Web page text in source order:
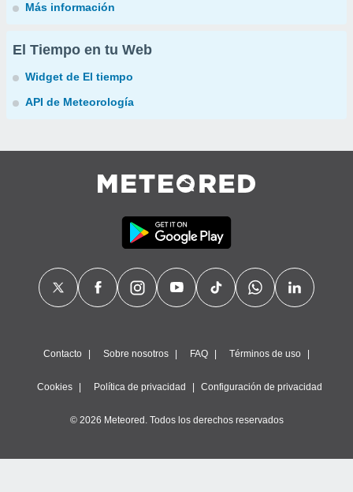
Más información
El Tiempo en tu Web
Widget de El tiempo
API de Meteorología
Contacto Sobre nosotros FAQ Términos de uso
Cookies Política de privacidad Configuración de privacidad
© 2026 Meteored. Todos los derechos reservados